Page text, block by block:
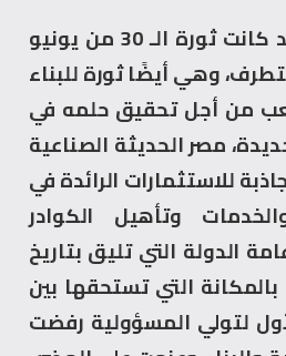
أبناء مصر الكرام، لقد كانت ثورة الـ 30 من يونيو
وهي أيضًا ثورة للبناء
من أجل تحقيق حلمه في
مصر الحديثة الصناعية
للاستثمارات الرائدة في
وتأهيل الكوادر
الدولة التي تليق بتاريخ
التي تستحقها بين
لتولي المسؤولية رفضت